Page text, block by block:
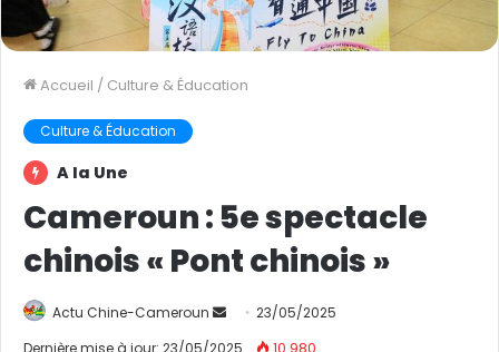
Accueil / Culture & Éducation
Culture & Éducation
A la Une
Cameroun : 5e spectacle
chinois « Pont chinois »
Actu Chine-Cameroun
n
23/05/2025
Dernière mise à jour: 23/05/2025
10 980